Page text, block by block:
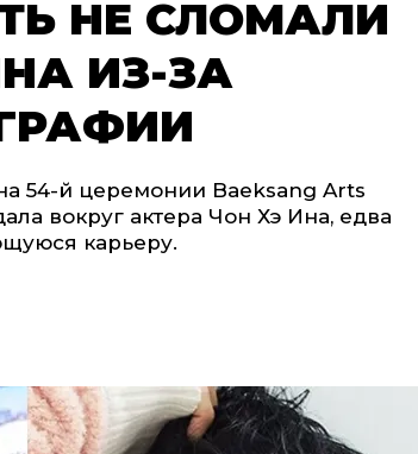
НЕ СЛОМАЛИ
ИЗ-ЗА
54-й церемонии Baeksang Arts
вокруг актера Чон Хэ Ина, едва
карьеру.